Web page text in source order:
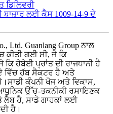
ਡਿਲਿਵਰੀ
ਲਈ ਕੈਸ 1009-14-9 ਦੇ
Ltd. Guanlang Group ਨਾਲ
ਕੀਤੀ ਗਈ ਸੀ, ਜੋ ਕਿ
ਹੇਬੇਈ ਪ੍ਰਾਂਤ ਦੀ ਰਾਜਧਾਨੀ ਹੈ
ਵਿੱਚ ਹੱਬ ਸੈਕਟਰ ਹੈ ਅਤੇ
ਕੰਪਨੀ ਖੋਜ ਅਤੇ ਵਿਕਾਸ,
ਉੱਚ-ਤਕਨੀਕੀ ਰਸਾਇਣਕ
ਹੈ, ਸਾਡੇ ਗਾਹਕਾਂ ਲਈ
ਹੈ।